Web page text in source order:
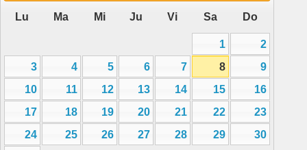
Lu Ma Mi Ju Vi Sa Do
1
2
3
4 5 6 7 8
9
10
11 12 13 14 15
16
17
18 19 20 21 22
23
24
25 26 27 28 29
30